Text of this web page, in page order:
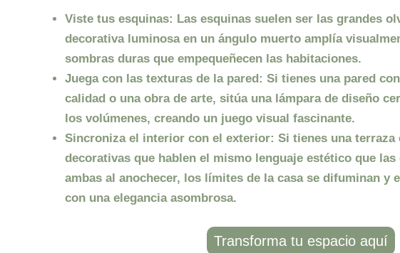
Viste tus esquinas: Las esquinas suelen ser las grandes
decorativa luminosa en un ángulo muerto amplía
sombras duras que empequeñecen las habitaciones.
Juega con las texturas de la pared: Si tienes una pared
calidad o una obra de arte, sitúa una lámpara de diseño
los volúmenes, creando un juego visual fascinante.
Sincroniza el interior con el exterior: Si tienes una
decorativas que hablen el mismo lenguaje estético que
ambas al anochecer, los límites de la casa se difuminan y
con una elegancia asombrosa.
Transforma tu espacio aquí